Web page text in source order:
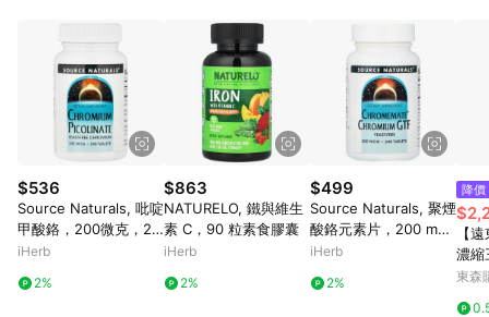
格。 4.符合贈點資格者，將於出貨後3個工作日陸續發送交易訊
息通知。 5.點數將於廠商出貨後，隔天起算85天後陸續確認發
送。 6.國際商家之商品金額及回饋點數依據將以商品未稅價格為
準。 7.國際商家之商品金額可能受匯率影響而有微幅差異。 8. 如
需確認訂單回饋資格，僅提供訂購後60天內的訂單查詢。 9.多筆
訂單連續下單 : 每一筆訂單皆需獨立從LINE購物完成跳轉，在您
完成一筆訂單的跳轉及結帳後，若需再次下單，請務必重新透過
LINE購物跳轉至iHerb後再完成下單及結帳。
$536
Source Naturals, 吡啶
甲酸鉻，200微克，24
0片
iHerb
2%
$863
NATURELO, 鐵與維生
素 C，90 粒素食膠囊
iHerb
2%
$499
Source Naturals, 聚煙
酸鉻元素片，200 mc
g，240片
iHerb
2%
降價
【
濃縮
00
東森